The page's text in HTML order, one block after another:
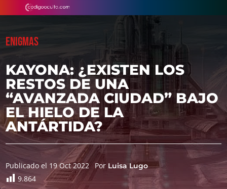
ENIGMAS
KAYONA: ¿EXISTEN LOS
RESTOS DE UNA
“AVANZADA CIUDAD” BAJO
EL HIELO DE LA
ANTÁRTIDA?
Publicado el 19 Oct 2022 Por Luisa Lugo
9.864